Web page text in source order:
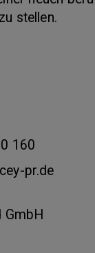
stellen.
160
pr.de
GmbH